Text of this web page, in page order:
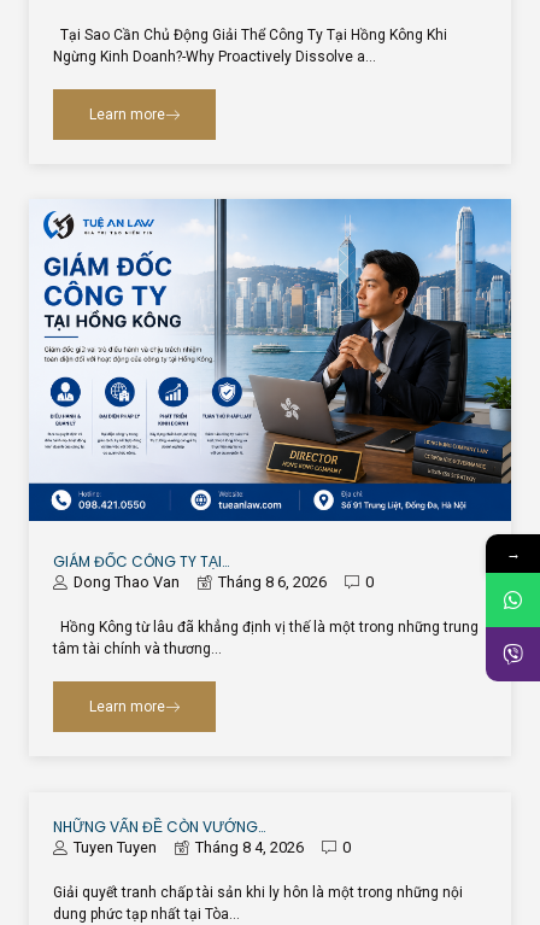
Tại Sao Cần Chủ Động Giải Thể Công Ty Tại Hồng Kông Khi
Ngừng Kinh Doanh?-Why Proactively Dissolve a…
Learn more
GIÁM ĐỐC CÔNG TY TẠI…
Dong Thao Van Tháng 8 6, 2026 0
Hồng Kông từ lâu đã khẳng định vị thế là một trong những trung
tâm tài chính và thương…
Learn more
NHỮNG VẤN ĐỀ CÒN VƯỚNG…
Tuyen Tuyen Tháng 8 4, 2026 0
Giải quyết tranh chấp tài sản khi ly hôn là một trong những nội
dung phức tạp nhất tại Tòa…
→